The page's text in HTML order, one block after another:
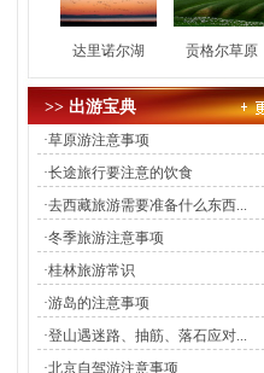
达里诺尔湖 贡格尔草原
>> 出游宝典
·草原游注意事项
·长途旅行要注意的饮食
·去西藏旅游需要准备什么东西...
·冬季旅游注意事项
·桂林旅游常识
·游岛的注意事项
·登山遇迷路、抽筋、落石应对...
·北京自驾游注意事项